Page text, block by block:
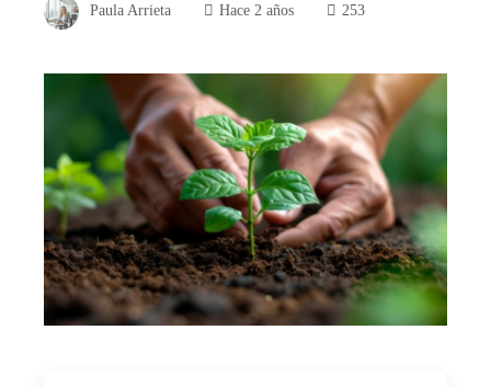
Paula Arrieta Hace 2 años 253